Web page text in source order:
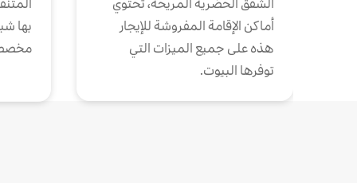
الشقق الحضرية المريحة، تحتوي
أماكن الإقامة المفروشة للإيجار
هذه على جميع الميزات التي
توفرها البيوت.
بها